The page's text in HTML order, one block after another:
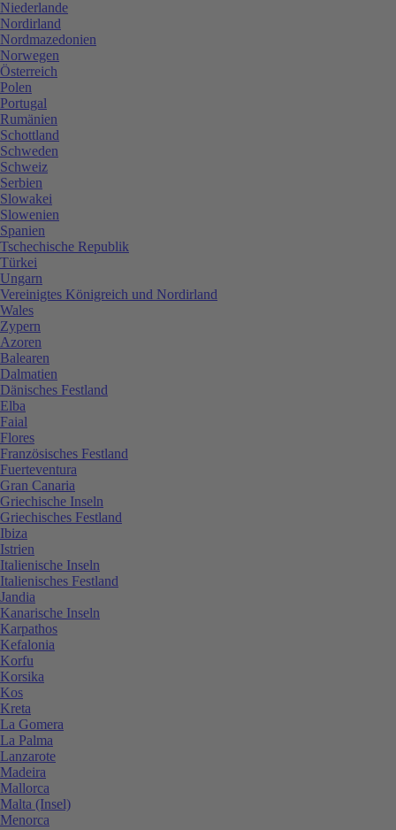
Niederlande
Nordirland
Nordmazedonien
Norwegen
Österreich
Polen
Portugal
Rumänien
Schottland
Schweden
Schweiz
Serbien
Slowakei
Slowenien
Spanien
Tschechische Republik
Türkei
Ungarn
Vereinigtes Königreich und Nordirland
Wales
Zypern
Azoren
Balearen
Dalmatien
Dänisches Festland
Elba
Faial
Flores
Französisches Festland
Fuerteventura
Gran Canaria
Griechische Inseln
Griechisches Festland
Ibiza
Istrien
Italienische Inseln
Italienisches Festland
Jandia
Kanarische Inseln
Karpathos
Kefalonia
Korfu
Korsika
Kos
Kreta
La Gomera
La Palma
Lanzarote
Madeira
Mallorca
Malta (Insel)
Menorca